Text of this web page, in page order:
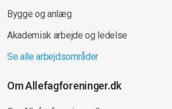
Bygge og anlæg
Akademisk arbejde og ledelse
Se alle arbejdsområder
Om Allefagforeninger.dk